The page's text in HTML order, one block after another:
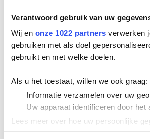
Verantwoord gebruik van uw
Wij en onze 1022 partners verwerken
gebruiken met als doel
gebruikt en met welke doelen.
Als u het toestaat, willen we ook graag:
Informatie verzamelen over uw
Uw apparaat identificeren door
Lees meer over hoe uw persoonlijke